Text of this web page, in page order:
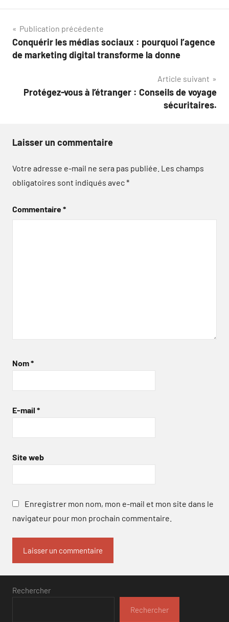
Navigation
de
Publication précédente
Conquérir les médias sociaux : pourquoi l’agence
de marketing digital transforme la donne
Article suivant
Protégez-vous à l’étranger : Conseils de voyage
sécuritaires.
Laisser un commentaire
Votre adresse e-mail ne sera pas publiée. Les champs
obligatoires sont indiqués avec*
Commentaire*
Nom*
E-mail *
Site web
Enregistrer mon nom, mon e-mail et mon site dans le
navigateur pour mon prochain commentaire.
Rechercher
Rechercher